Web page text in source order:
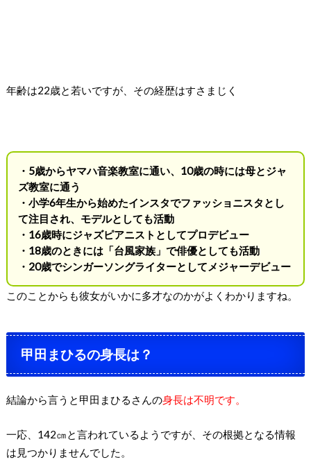
年齢は22歳と若いですが、その経歴はすさまじく
・5歳からヤマハ音楽教室に通い、10歳の時には母とジャ
ズ教室に通う
・小学6年生から始めたインスタでファッショニスタとし
て注目され、モデルとしても活動
・16歳時にジャズピアニストとしてプロデビュー
・18歳のときには「台風家族」で俳優としても活動
・20歳でシンガーソングライターとしてメジャーデビュー
このことからも彼女がいかに多才なのかがよくわかりますね。
甲田まひるの身長は？
結論から言うと甲田まひるさんの身長は不明です。
一応、142㎝と言われているようですが、その根拠となる情報
は見つかりませんでした。